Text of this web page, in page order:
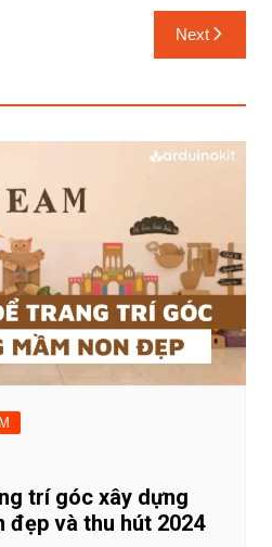
Next
trí góc xây dựng
đẹp và thu hút 2024